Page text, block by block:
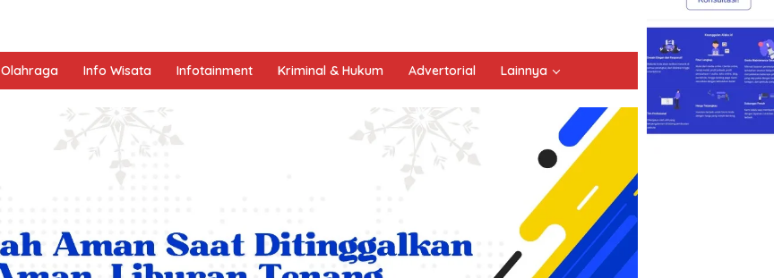
Olahraga Info Wisata Infotainment Kriminal & Hukum Advertorial Lainnya